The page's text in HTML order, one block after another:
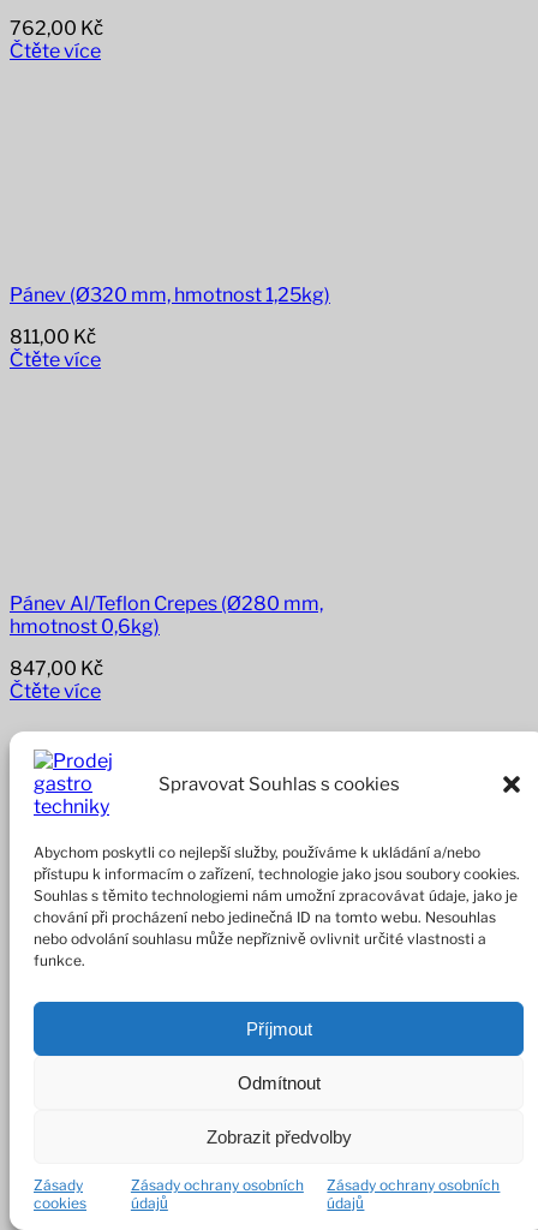
Spravovat Souhlas s cookies
Abychom poskytli co nejlepší služby, používáme k ukládání a/nebo
přístupu k informacím o zařízení, technologie jako jsou soubory cookies.
Souhlas s těmito technologiemi nám umožní zpracovávat údaje, jako je
chování při procházení nebo jedinečná ID na tomto webu. Nesouhlas
nebo odvolání souhlasu může nepříznivě ovlivnit určité vlastnosti a
funkce.
Příjmout
Odmítnout
Zobrazit předvolby
Zásady
cookies
Zásady ochrany osobních
údajů
Zásady ochrany osobních
údajů
762,00 Kč
Čtěte více
Pánev (Ø320 mm, hmotnost 1,25kg)
811,00 Kč
Čtěte více
Pánev Al/Teflon Crepes (Ø280 mm,
hmotnost 0,6kg)
847,00 Kč
Čtěte více